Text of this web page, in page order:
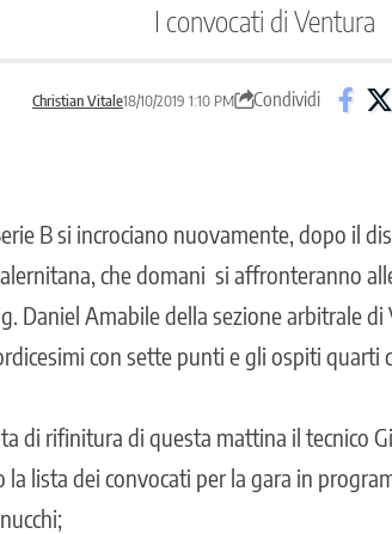
I convocati di Ventura
Christian Vitale18/10/2019 1:10 PM Condividi
B si incrociano nuovamente, dopo il
che domani si affronteranno
Daniel Amabile della sezione arbitrale di
con sette punti e gli ospiti quarti
di rifinitura di questa mattina il tecnico
lista dei convocati per la gara in